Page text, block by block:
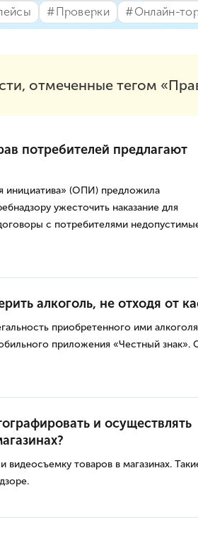
#⁣Проверки #⁣Онлайн-
отмеченные тегом
потребителей предлагают
инициатива» (ОПИ) предложила
ужесточить наказание для
с потребителями
алкоголь, не отходя от
приобретенного ими алкоголя
приложения «Честный знак».
и осуществлять
товаров в магазинах.